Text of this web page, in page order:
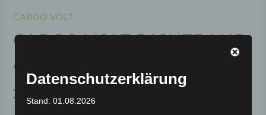
CARGO VOLT
CARGO VOLT DICHTBAND
AUSSEN
29,00
Datenschutzerklärung
Stand: 01.08.2026